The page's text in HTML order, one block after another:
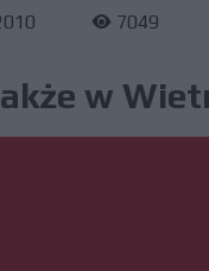
7049
w